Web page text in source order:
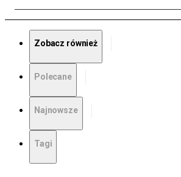
Zobacz również
Polecane
Najnowsze
Tagi